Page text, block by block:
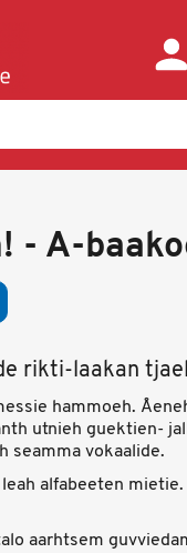
- A-
rikti-laakan
hammoeh.
utnieh guektien-
seamma vokaalide.
alfabeeten
aarhtsem